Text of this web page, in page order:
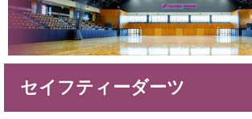
文
へ
セイフティーダーツ